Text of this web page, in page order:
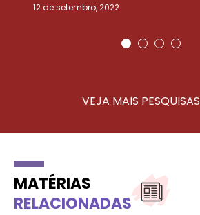
12 de setembro, 2022
VEJA MAIS PESQUISAS
MATÉRIAS
RELACIONADAS